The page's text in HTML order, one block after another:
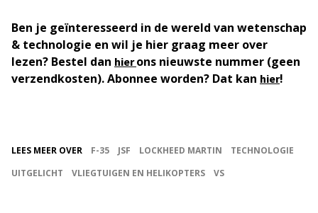
Ben je geïnteresseerd in de wereld van wetenschap
& technologie en wil je hier graag meer over
lezen? Bestel dan hierons nieuwste nummer (geen
verzendkosten). Abonnee worden? Dat kan hier!
LEES MEER OVER F-35 JSF LOCKHEED MARTIN
TECHNOLOGIE
UITGELICHT
VLIEGTUIGEN EN HELIKOPTERS VS